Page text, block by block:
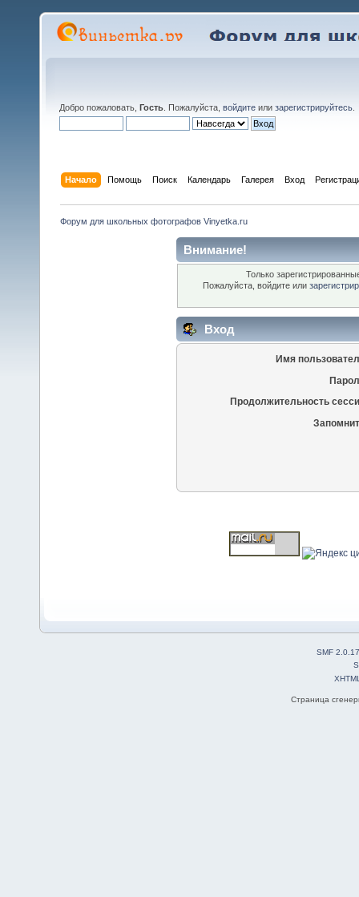
Добро пожаловать, Гость . Пожалуйста, войдите или зарегистрируйтесь
Начало Помощь Поиск Календарь Галерея Вход
Форум для школьных фотографов Vinyetka.ru
Внимание!
Только
Пожалуйста, войдите или
Вход
Имя
Продолжительность
SMF 2.0.17
Страница